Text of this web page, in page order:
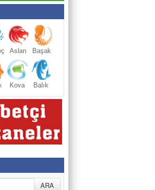
Aslan Başak
Kova Balık